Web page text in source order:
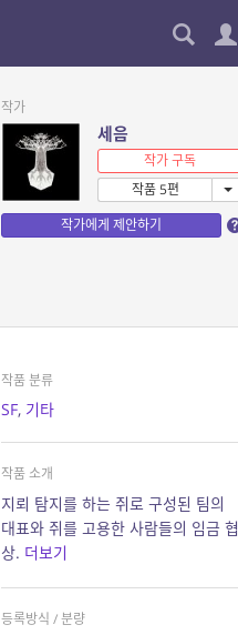
작가
세음
작가 구독
작품 5편
작가에게 제안하기
작품 분류
SF, 기타
작품 소개
지뢰 탐지를 하는 쥐로 구성된 팀의
대표와 쥐를 고용한 사람들의 임금 협
상. 더보기
등록방식 / 분량